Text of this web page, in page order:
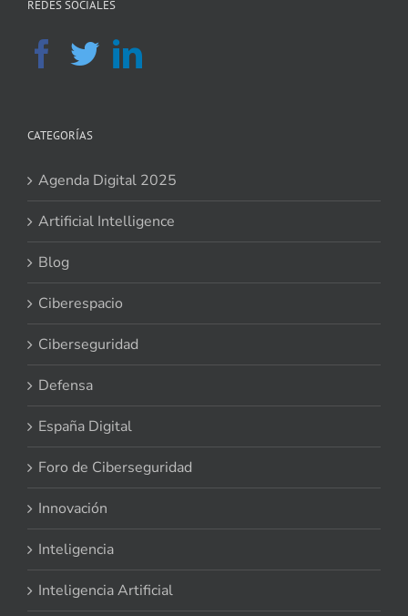
REDES SOCIALES
CATEGORÍAS
Agenda Digital 2025
Artificial Intelligence
Blog
Ciberespacio
Ciberseguridad
Defensa
España Digital
Foro de Ciberseguridad
Innovación
Inteligencia
Inteligencia Artificial